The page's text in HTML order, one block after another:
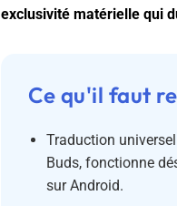
exclusivité matérielle qui
Ce qu'il faut
Traduction
Buds, fonctionne
sur Android.